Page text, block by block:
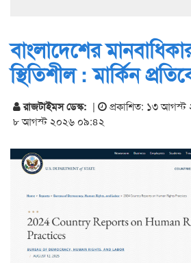
বাংলাদেশের
স্থিতিশীল : মার্কিন
রাজটাইমস ডেস্ক: | প্রকাশিত: ১৩
৮ আগস্ট ২০২৬ ০৯:৪২